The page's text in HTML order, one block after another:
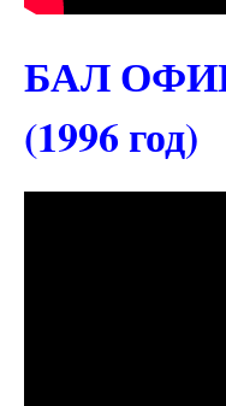
БАЛ
(1996 год)